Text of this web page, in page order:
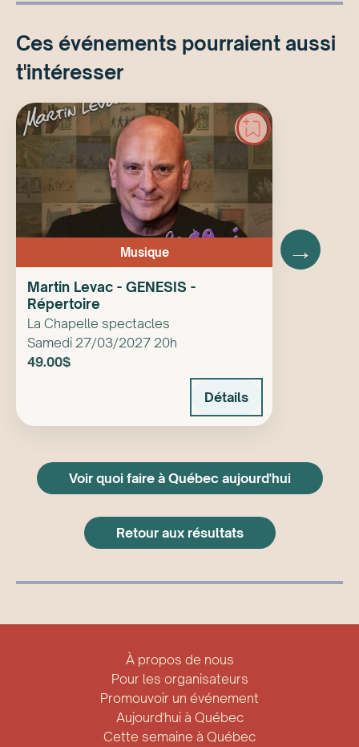
Ces événements pourraient aussi
t'intéresser
Musique
Martin Levac - GENESIS -
Répertoire
La Chapelle spectacles
Samedi 27/03/2027 20h
49.00$
Détails
→
Voir quoi faire à Québec aujourd'hui
Retour aux résultats
À propos de nous
Pour les organisateurs
Promouvoir un événement
Aujourd'hui à Québec
Cette semaine à Québec